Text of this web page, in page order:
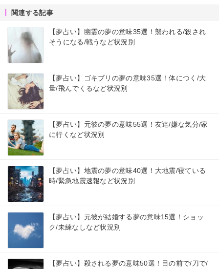
関連する記事
【夢占い】幽霊の夢の意味35選！襲われる/殺され
そうになる/戦うなど状況別
【夢占い】ゴキブリの夢の意味35選！体につく/大
量/飛んでくるなど状況別
【夢占い】元彼の夢の意味55選！友達/嫌な気分/家
に行くなど状況別
【夢占い】地震の夢の意味40選！大地震/寝ている
時/緊急地震速報など状況別
【夢占い】元彼が結婚する夢の意味15選！ショッ
ク/未練なしなど状況別
【夢占い】殺される夢の意味50選！目の前で/刀で/